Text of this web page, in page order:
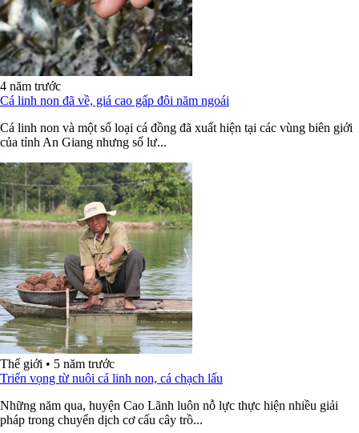
4 năm trước
Cá linh non đã về, giá cao gấp đôi năm ngoái
Cá linh non và một số loại cá đồng đã xuất hiện tại các vùng biên giới
của tỉnh An Giang nhưng số lư...
Thế giới • 5 năm trước
Triển vọng từ nuôi cá linh non, cá chạch lấu
Những năm qua, huyện Cao Lãnh luôn nỗ lực thực hiện nhiều giải
pháp trong chuyển dịch cơ cấu cây trồ...